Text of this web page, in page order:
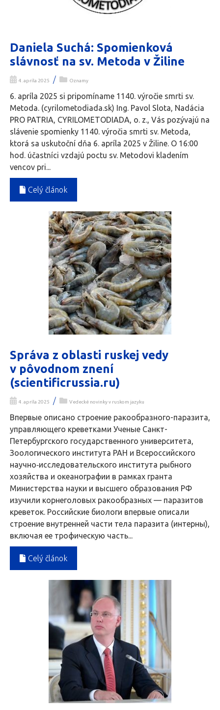
Daniela Suchá: Spomienková
slávnosť na sv. Metoda v Žiline
4. apríla 2025 / Oznamy
6. apríla 2025 si pripomíname 1140. výročie smrti sv.
Metoda. (cyrilometodiada.sk) Ing. Pavol Slota, Nadácia
PRO PATRIA, CYRILOMETODIADA, o. z., Vás pozývajú na
slávenie spomienky 1140. výročia smrti sv. Metoda,
ktorá sa uskutoční dňa 6. apríla 2025 v Žiline. O 16:00
hod. účastníci vzdajú poctu sv. Metodovi kladením
vencov pri...
Celý článok
Správa z oblasti ruskej vedy
v pôvodnom znení
(scientificrussia.ru)
4. apríla 2025 / Vedecké novinky v ruskom jazyku
Впервые описано строение ракообразного-паразита,
управляющего креветками Ученые Санкт-
Петербургского государственного университета,
Зоологического института РАН и Всероссийского
научно‑исследовательского института рыбного
хозяйства и океанографии в рамках гранта
Министерства науки и высшего образования РФ
изучили корнеголовых ракообразных — паразитов
креветок. Российские биологи впервые описали
строение внутренней части тела паразита (интерны),
включая ее трофическую часть...
Celý článok